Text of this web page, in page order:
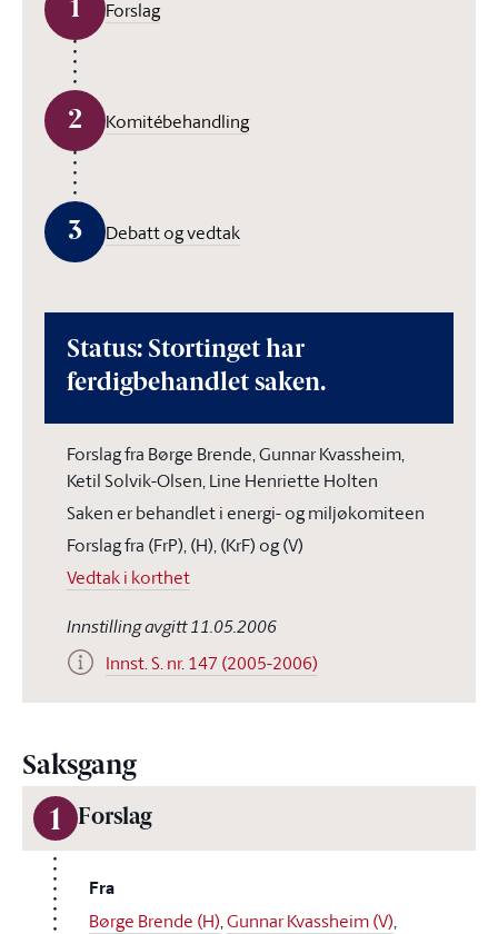
1 Forslag
2 Komitébehandling
3 Debatt og vedtak
Status: Stortinget har
ferdigbehandlet saken.
Forslag fra Børge Brende, Gunnar Kvassheim,
Ketil Solvik-Olsen, Line Henriette Holten
Saken er behandlet i energi- og miljøkomiteen
Forslag fra (FrP), (H), (KrF) og (V)
Vedtak i korthet
Innstilling avgitt 11.05.2006
Innst. S. nr. 147 (2005-2006)
Saksgang
1 Forslag
Fra
Børge Brende (H),Gunnar Kvassheim (V),